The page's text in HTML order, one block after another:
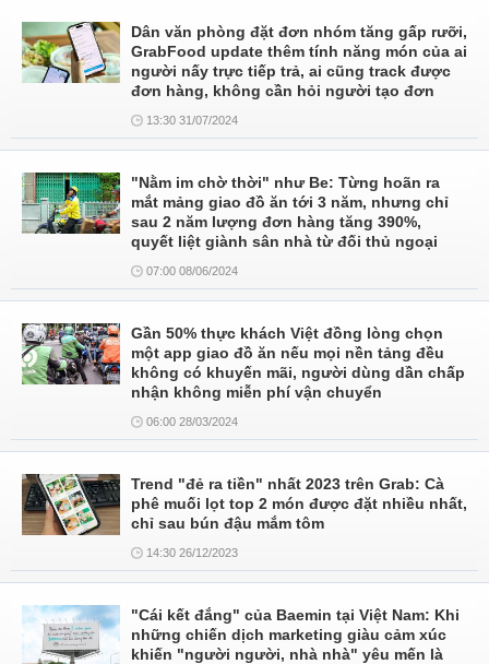
Dân văn phòng đặt đơn nhóm tăng gấp rưỡi,
GrabFood update thêm tính năng món của ai
người nấy trực tiếp trả, ai cũng track được
đơn hàng, không cần hỏi người tạo đơn
13:30 31/07/2024
"Nằm im chờ thời" như Be: Từng hoãn ra
mắt mảng giao đồ ăn tới 3 năm, nhưng chỉ
sau 2 năm lượng đơn hàng tăng 390%,
quyết liệt giành sân nhà từ đối thủ ngoại
07:00 08/06/2024
Gần 50% thực khách Việt đồng lòng chọn
một app giao đồ ăn nếu mọi nền tảng đều
không có khuyến mãi, người dùng dần chấp
nhận không miễn phí vận chuyển
06:00 28/03/2024
Trend "đẻ ra tiền" nhất 2023 trên Grab: Cà
phê muối lọt top 2 món được đặt nhiều nhất,
chỉ sau bún đậu mắm tôm
14:30 26/12/2023
"Cái kết đắng" của Baemin tại Việt Nam: Khi
những chiến dịch marketing giàu cảm xúc
khiến "người người, nhà nhà" yêu mến là